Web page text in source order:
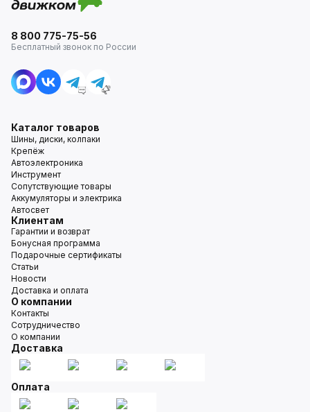
8 800 775-75-56
Бесплатный звонок по России
Каталог товаров
Шины, диски, колпаки
Крепёж
Автоэлектроника
Инструмент
Сопутствующие товары
Аккумуляторы и электрика
Автосвет
Клиентам
Гарантии и возврат
Бонусная программа
Подарочные сертификаты
Статьи
Новости
Доставка и оплата
О компании
Контакты
Сотрудничество
О компании
Доставка
Оплата